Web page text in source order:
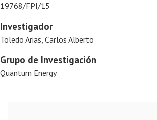
19768/FPI/15
Investigador
Toledo Arias, Carlos Alberto
Grupo de Investigación
Quantum Energy